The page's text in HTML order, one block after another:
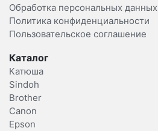
Обработка персональных данных
Политика конфиденциальности
Пользовательское соглашение
Каталог
Катюша
Sindoh
Brother
Canon
Epson